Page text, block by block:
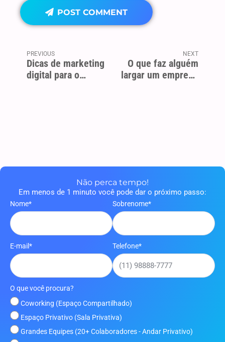
POST COMMENT
PREVIOUS
Dicas de marketing
digital para o
NEXT
O que faz alguém
largar um emprego
Não perca tempo!
Em menos de 1 minuto você pode dar o próximo passo:
Nome* Sobrenome*
E-mail* Telefone*
O que você procura?
Coworking (Espaço Compartilhado)
Espaço Privativo (Sala Privativa)
Grandes Equipes (20+ Colaboradores - Andar Privativo)